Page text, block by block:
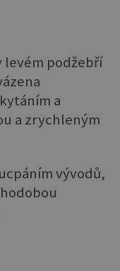
levém podžebří
a
a zrychleným
vývodů,